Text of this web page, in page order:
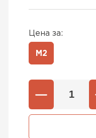
Цена за:
М2